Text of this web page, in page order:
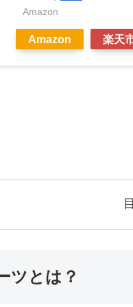
Amazon
Amazon 楽天
ツとは？